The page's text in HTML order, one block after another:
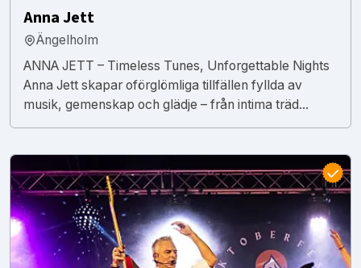
Anna Jett
Ängelholm
ANNA JETT – Timeless Tunes, Unforgettable Nights
Anna Jett skapar oförglömliga tillfällen fyllda av
musik, gemenskap och glädje – från intima träd...